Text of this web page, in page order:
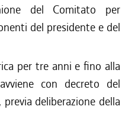
del Comitato per
del presidente e del
per tre anni e fino alla
con decreto del
deliberazione della